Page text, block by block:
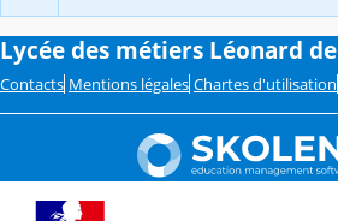
Lycée des métiers Léonard
Contacts Mentions légales Chartes d'utilisation